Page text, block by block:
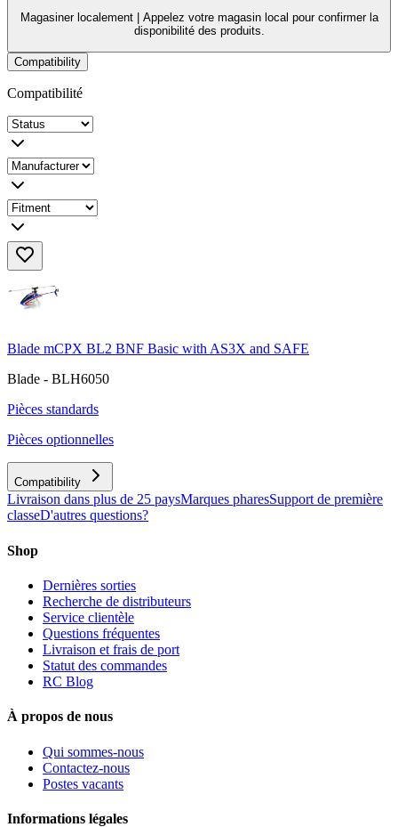
Magasiner localement |
Appelez votre magasin local pour confirmer la
disponibilité des produits.
Compatibility
Compatibilité
Blade mCPX BL2 BNF Basic with AS3X and SAFE
Blade - BLH6050
Pièces standards
Pièces optionnelles
Compatibility
Livraison dans plus de 25 paysMarques pharesSupport de première
classeD'autres questions?
Shop
Dernières sorties
Recherche de distributeurs
Service clientèle
Questions fréquentes
Livraison et frais de port
Statut des commandes
RC Blog
À propos de nous
Qui sommes-nous
Contactez-nous
Postes vacants
Informations légales